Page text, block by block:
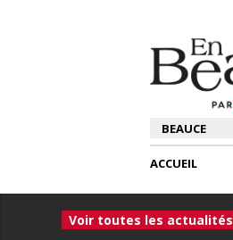
ACCUEIL
Voir toutes les actualités